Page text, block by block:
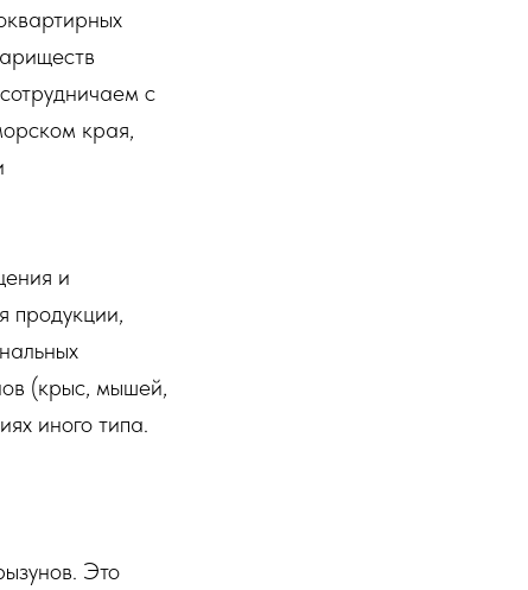
с
края,
и
продукции,
(крыс, мышей,
иного типа.
Это